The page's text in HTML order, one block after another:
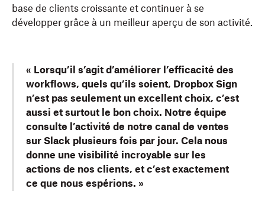
base de clients croissante et continuer à se
développer grâce à un meilleur aperçu de son activité.
« Lorsqu’il s’agit d’améliorer l’efficacité des
workflows, quels qu’ils soient, Dropbox Sign
n’est pas seulement un excellent choix, c’est
aussi et surtout le bon choix. Notre équipe
consulte l’activité de notre canal de ventes
sur Slack plusieurs fois par jour. Cela nous
donne une visibilité incroyable sur les
actions de nos clients, et c’est exactement
ce que nous espérions. »